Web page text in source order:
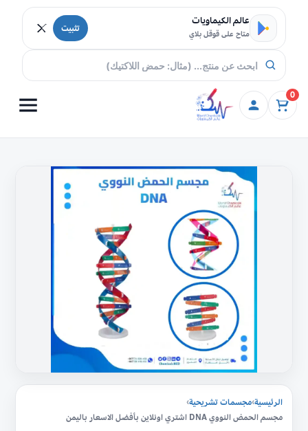
تخطي إلى المحتوى
عالم الكيماويات
متاح على قوقل بلاي تثبيت
0
الرئيسية›مجسمات تشريحية›
مجسم الحمض النووي DNA اشتري اونلاين بأفضل الاسعار باليمن
الحمض